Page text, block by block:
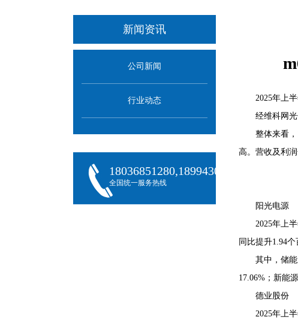
新闻资讯
公司新闻
行业动态
全国统一服务热线
2025年上
经维科网
整体来看
高。营收及利
阳光电源
2025年上
同比提升1.94个
其中，储
17.06%；新能
德业股份
2025年上